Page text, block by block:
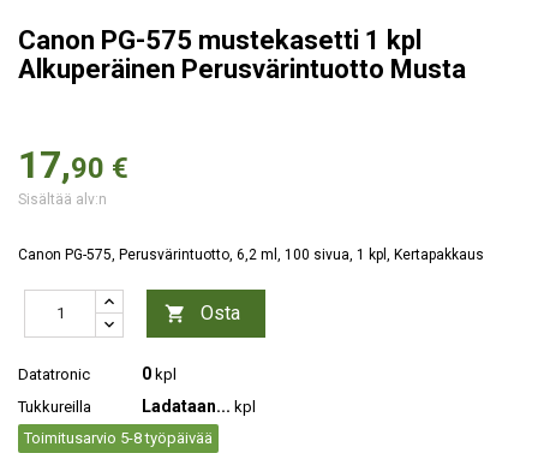
Canon PG-575 mustekasetti 1 kpl
Alkuperäinen Perusvärintuotto Musta
17,90 €
Sisältää alv:n
Canon PG-575, Perusvärintuotto, 6,2 ml, 100 sivua, 1 kpl, Kertapakkaus
 Osta
Datatronic 0 kpl
Tukkureilla
Ladataan... kpl
Toimitusarvio 5-8 työpäivää